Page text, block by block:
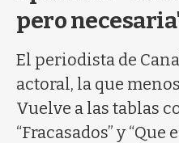
pero
El periodista de
actoral, la que
Vuelve a las tablas
“Fracasados” y